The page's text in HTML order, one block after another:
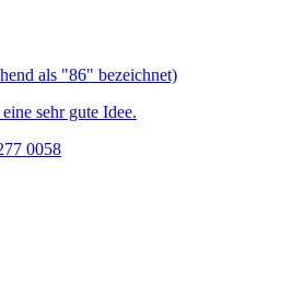
als "86" bezeichnet)
sehr gute Idee.
0058